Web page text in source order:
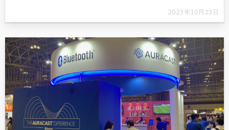
2023年10月23日